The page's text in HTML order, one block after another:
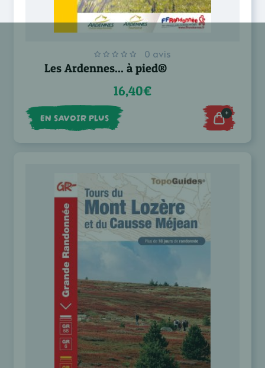
0 avis
Les Ardennes... à pied®
16,40€
EN SAVOIR PLUS +